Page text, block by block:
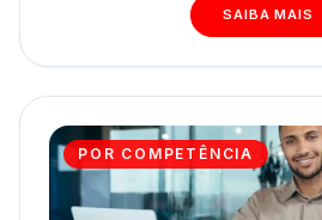
SAIBA MAIS
POR COMPETÊNCIA